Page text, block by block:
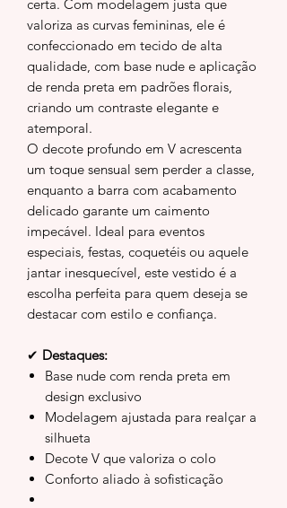
certa. Com modelagem justa que
valoriza as curvas femininas, ele é
confeccionado em tecido de alta
qualidade, com base nude e aplicação
de renda preta em padrões florais,
criando um contraste elegante e
atemporal.
O decote profundo em V acrescenta
um toque sensual sem perder a classe,
enquanto a barra com acabamento
delicado garante um caimento
impecável. Ideal para eventos
especiais, festas, coquetéis ou aquele
jantar inesquecível, este vestido é a
escolha perfeita para quem deseja se
destacar com estilo e confiança.
✔ Destaques:
Base nude com renda preta em
design exclusivo
Modelagem ajustada para realçar a
silhueta
Decote V que valoriza o colo
Conforto aliado à sofisticação